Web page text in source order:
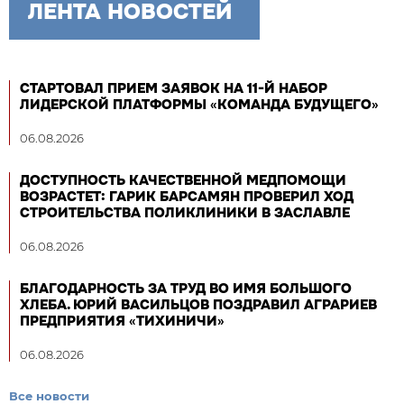
ЛЕНТА НОВОСТЕЙ
СТАРТОВАЛ ПРИЕМ ЗАЯВОК НА 11-Й НАБОР
ЛИДЕРСКОЙ ПЛАТФОРМЫ «КОМАНДА БУДУЩЕГО»
06.08.2026
ДОСТУПНОСТЬ КАЧЕСТВЕННОЙ МЕДПОМОЩИ
ВОЗРАСТЕТ: ГАРИК БАРСАМЯН ПРОВЕРИЛ ХОД
СТРОИТЕЛЬСТВА ПОЛИКЛИНИКИ В ЗАСЛАВЛЕ
06.08.2026
БЛАГОДАРНОСТЬ ЗА ТРУД ВО ИМЯ БОЛЬШОГО
ХЛЕБА. ЮРИЙ ВАСИЛЬЦОВ ПОЗДРАВИЛ АГРАРИЕВ
ПРЕДПРИЯТИЯ «ТИХИНИЧИ»
06.08.2026
Все новости